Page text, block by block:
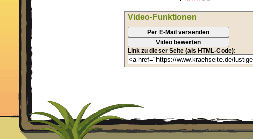
Video-Funktionen
Per E-Mail versenden
Video bewerten
Link zu dieser Seite (als HTML-Code):